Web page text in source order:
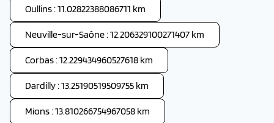
Oullins : 11.02822388086711 km
Neuville-sur-Saône : 12.206329100271407 km
Corbas : 12.229434960527618 km
Dardilly : 13.25190519509755 km
Mions : 13.810266754967058 km